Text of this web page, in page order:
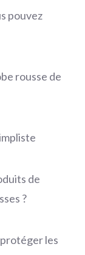
pouvez
rousse de
de
?
les